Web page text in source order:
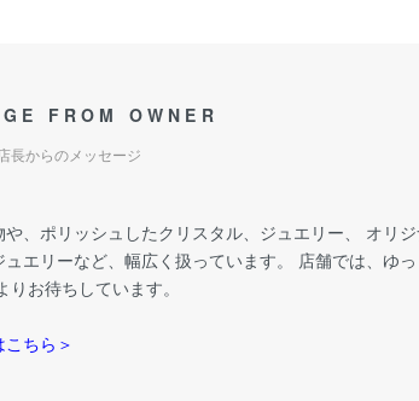
FROM OWNER
店長からのメッセージ
、ポリッシュしたクリスタル、ジュエリー、 オリ
エリーなど、幅広く扱っています。 店舗では、ゆ
お待ちしています。
ちら＞